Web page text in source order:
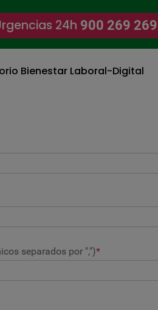
24h 900 269 269
Bienestar Laboral-Digital
separados por ",")*